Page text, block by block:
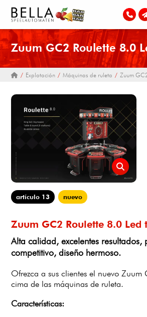
Zuum GC2 Roulette 8.0
Explotación Máquinas de ruleta Zuum
Zuum GC2 Roulette 8.0 Led
Alta calidad, excelentes resultados,
competitivo, diseño hermoso.
Ofrezca a sus clientes el nuevo
cima de las máquinas de ruleta.
Características:
artículo 13 nuevo